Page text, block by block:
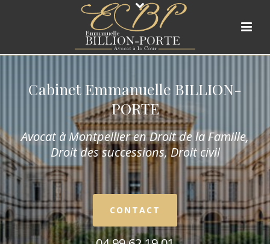
Cabinet Emmanuelle BILLION-
PORTE
Avocat à Montpellier en Droit de la Famille,
Droit des successions, Droit civil
CONTACT